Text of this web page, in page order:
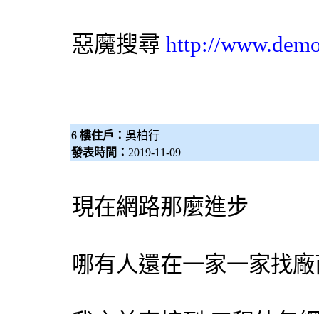
惡魔搜尋 http://
6 樓住戶： 吳柏行
發表時間： 2019-11-09
現在網路那麼進步
哪有人還在一家一家找